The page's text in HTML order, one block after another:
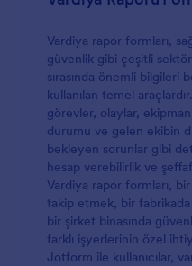
Vardiya rapor formları,
güvenlik gibi çeşitli
sırasında önemli
kullanılan temel
görevler, olaylar,
durumu ve gelen ekibin
bekleyen sorunlar gibi
hesap verebilirlik ve
Vardiya rapor formları, bir
takip etmek, bir fabrikada
bir şirket binasında
farklı işyerlerinin özel
Jotform ile kullanıcılar,